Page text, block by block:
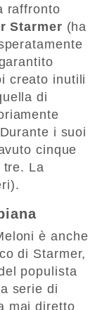
raffronto
Starmer (ha
creato inutili
di
i suoi
cinque
tre. La
è anche
di Starmer,
populista
serie di
mai diretto